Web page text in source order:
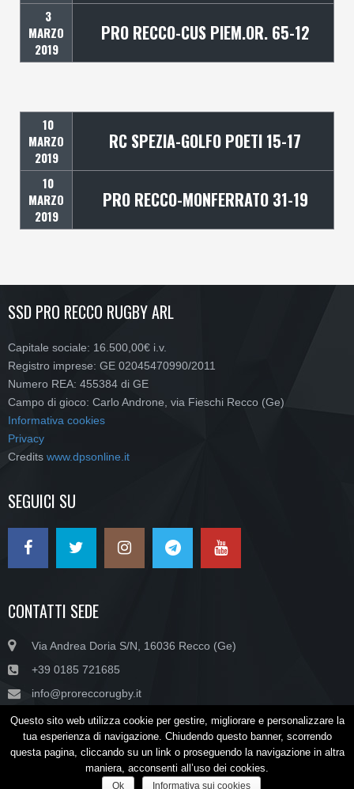
3
MARZO
2019
PRO RECCO-CUS PIEM.OR. 65-12
10
MARZO
2019
RC SPEZIA-GOLFO POETI 15-17
10
MARZO
2019
PRO RECCO-MONFERRATO 31-19
SSD PRO RECCO RUGBY ARL
Capitale sociale: 16.500,00€ i.v.
Registro imprese: GE 02045470990/2011
Numero REA: 455384 di GE
Campo di gioco: Carlo Androne, via Fieschi Recco (Ge)
Informativa cookies
Privacy
Credits www.dpsonline.it
SEGUICI SU
CONTATTI SEDE
Via Andrea Doria S/N, 16036 Recco (Ge)
+39 0185 721685
info@proreccorugby.it
Copyright © SSD PRO RECCO RUGBY ARL - P.IVA/C.F. 02045470990
CONTATTI SPONSOR NEWSLETTER
Questo sito web utilizza cookie per gestire, migliorare e personalizzare la
tua esperienza di navigazione. Chiudendo questo banner, scorrendo
questa pagina, cliccando su un link o proseguendo la navigazione in altra
maniera, acconsenti all’uso dei cookies.
Ok Informativa sui cookies